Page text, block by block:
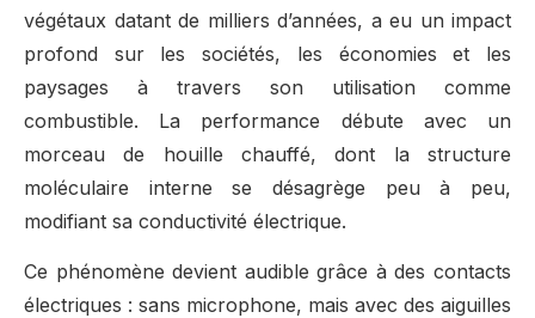
végétaux datant de milliers d’années, a eu un impact
profond sur les sociétés, les économies et les
paysages à travers son utilisation comme
combustible. La performance débute avec un
morceau de houille chauffé, dont la structure
moléculaire interne se désagrège peu à peu,
modifiant sa conductivité électrique.
Ce phénomène devient audible grâce à des contacts
électriques : sans microphone, mais avec des aiguilles